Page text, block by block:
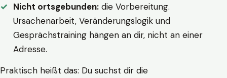
Nicht ortsgebunden: die Vorbereitung.
Ursachenarbeit, Veränderungslogik und
Gesprächstraining hängen an dir, nicht an einer
Adresse.
Praktisch heißt das: Du suchst dir die